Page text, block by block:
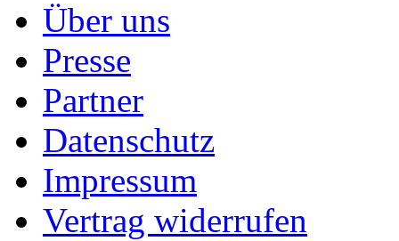
Über uns
Presse
Partner
Datenschutz
Impressum
Vertrag widerrufen